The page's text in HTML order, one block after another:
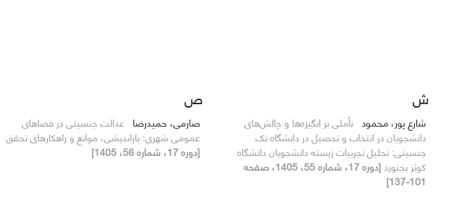
ش
شارع پور، محمود تأملی بر انگیزه‌ها و چالش‌های
دانشجویان در انتخاب و تحصیل در دانشگاه تک
جنسیتی: تحلیل تجربیات زیسته دانشجویان دانشگاه
کوثر بجنورد
[دوره 17، شماره 55، 1405، صفحه
101-137]
ص
صارمی، حمیدرضا عدالت جنسیتی در فضاهای
عمومی شهری: بازاندیشی، موانع و راهکارهای تحقق
[دوره 17، شماره 56، 1405]